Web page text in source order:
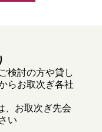
検討の方や貸し
らお取次ぎ各社
、お取次ぎ先会
い